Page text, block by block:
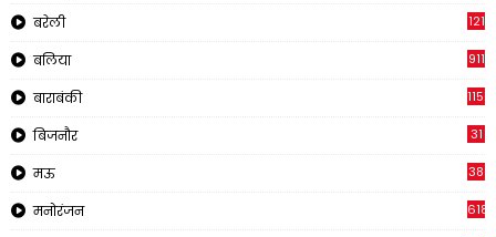
बरेली 121
बलिया 911
बाराबंकी 1150
बिजनौर 31
मऊ 38
मनोरंजन 618